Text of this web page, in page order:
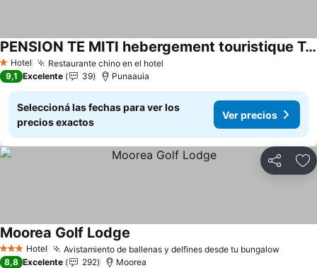
1 Estrellas
Hotel Restaurante chino en el hotel
PENSION TE MITI hebergement touristique TAHITI - plage a 200m
Ver precios
9,1 Excelente 39 Punaauia
Seleccioná las fechas para ver los
precios exactos
Ver precios
Compartir
3 Estrellas
Hotel Avistamiento de ballenas y delfines desde tu bungalowVer
Moorea Golf Lodge
8,8 Excelente 292 Moorea